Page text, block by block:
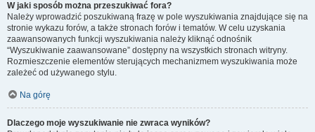
W jaki sposób można przeszukiwać fora?
Należy wprowadzić poszukiwaną frazę w pole wyszukiwania znajdujące się na
stronie wykazu forów, a także stronach forów i tematów. W celu uzyskania
zaawansowanych funkcji wyszukiwania należy kliknąć odnośnik
“Wyszukiwanie zaawansowane” dostępny na wszystkich stronach witryny.
Rozmieszczenie elementów sterujących mechanizmem wyszukiwania może
zależeć od używanego stylu.
Na górę
Dlaczego moje wyszukiwanie nie zwraca wyników?